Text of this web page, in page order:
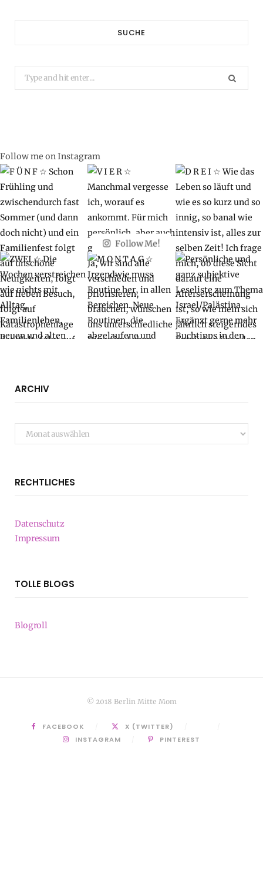
SUCHE
Search
for:
Follow me on Instagram
Follow Me!
ARCHIV
Archiv
RECHTLICHES
Datenschutz
Impressum
TOLLE BLOGS
Blogroll
© 2018 Berlin Mitte Mom
FACEBOOK
X (TWITTER)
INSTAGRAM
PINTEREST